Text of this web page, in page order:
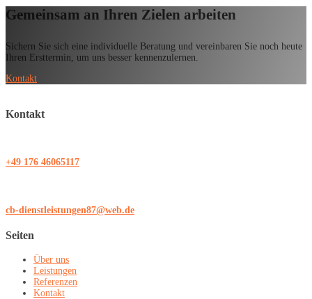
Gemeinsam an Ihren Zielen arbeiten
Sichern Sie sich eine individuelle Beratung und vereinbaren Sie noch heute
Ihren Ersttermin, um uns besser kennenzulernen.
Kontakt
Kontakt
+49 176 46065117
cb-dienstleistungen87@web.de
Seiten
Über uns
Leistungen
Referenzen
Kontakt